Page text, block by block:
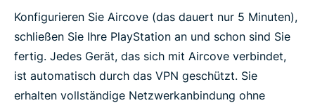
Konfigurieren Sie Aircove (das dauert nur 5 Minuten),
schließen Sie Ihre PlayStation an und schon sind Sie
fertig. Jedes Gerät, das sich mit Aircove verbindet,
ist automatisch durch das VPN geschützt. Sie
erhalten vollständige Netzwerkanbindung ohne